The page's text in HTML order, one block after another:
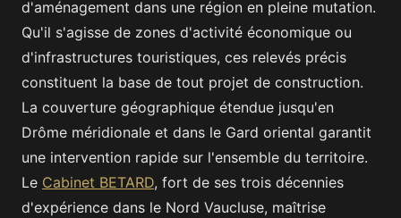
d'aménagement dans une région en pleine mutation.
Qu'il s'agisse de zones d'activité économique ou
d'infrastructures touristiques, ces relevés précis
constituent la base de tout projet de construction.
La couverture géographique étendue jusqu'en
Drôme méridionale et dans le Gard oriental garantit
une intervention rapide sur l'ensemble du territoire.
Le Cabinet BETARD, fort de ses trois décennies
d'expérience dans le Nord Vaucluse, maîtrise